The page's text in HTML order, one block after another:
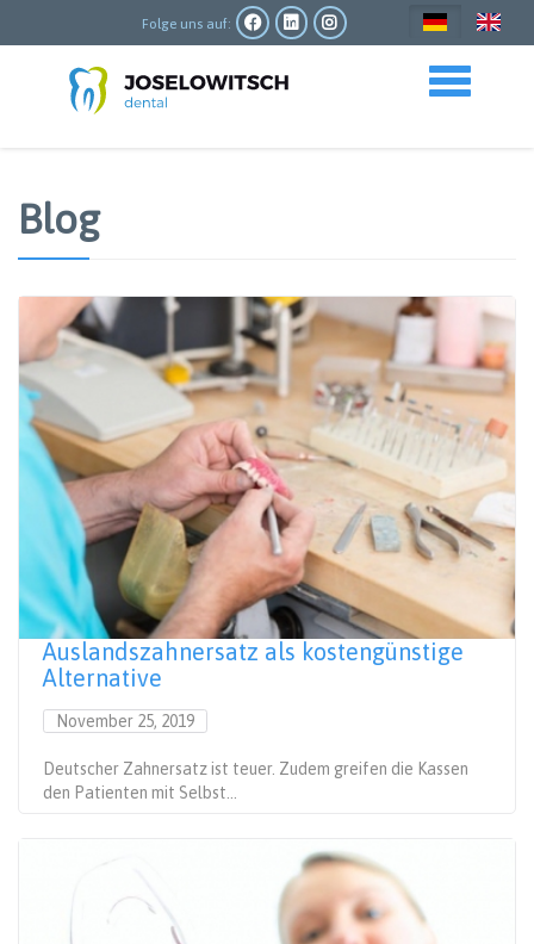
Inhalt
Folge uns auf:
Toggle navigation
Blog
Auslandszahnersatz als kostengünstige
Alternative
November 25, 2019
Deutscher Zahnersatz ist teuer. Zudem greifen die Kassen
den Patienten mit Selbst...